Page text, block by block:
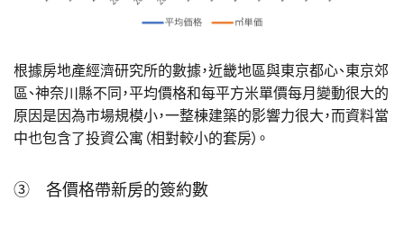
根據房地產經濟研究所的數據，近畿地區與東京都心、東京郊
區、神奈川縣不同，平均價格和每平方米單價每月變動很大的
原因是因為市場規模小，一整棟建築的影響力很大，而資料當
中也包含了投資公寓（相對較小的套房）。
③ 各價格帶新房的簽約數